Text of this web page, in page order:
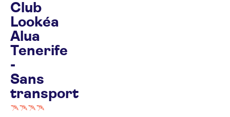
Club
Lookéa
Alua
Tenerife
-
Sans
transport